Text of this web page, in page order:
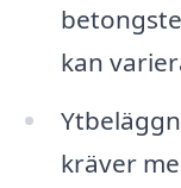
kan
kräver